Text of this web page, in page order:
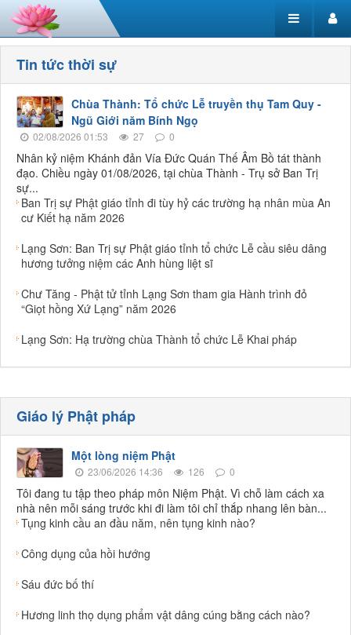
Tin tức thời sự
Chùa Thành: Tổ chức Lễ truyền thụ Tam Quy -
Ngũ Giới năm Bính Ngọ
02/08/2026 01:53 27 0
Nhân kỷ niệm Khánh đản Vía Đức Quán Thế Âm Bồ tát thành
đạo. Chiều ngày 01/08/2026, tại chùa Thành - Trụ sở Ban Trị
sự...
Ban Trị sự Phật giáo tỉnh đi tùy hỷ các trường hạ nhân mùa An
cư Kiết hạ năm 2026
Lạng Sơn: Ban Trị sự Phật giáo tỉnh tổ chức Lễ cầu siêu dâng
hương tưởng niệm các Anh hùng liệt sĩ
Chư Tăng - Phật tử tỉnh Lạng Sơn tham gia Hành trình đỏ
“Giọt hồng Xứ Lạng” năm 2026
Lạng Sơn: Hạ trường chùa Thành tổ chức Lễ Khai pháp
Giáo lý Phật pháp
Một lòng niệm Phật
23/06/2026 14:36 126 0
Tôi đang tu tập theo pháp môn Niệm Phật. Vì chỗ làm cách xa
nhà nên mỗi sáng trước khi đi làm tôi chỉ thắp nhang lên bàn...
Tụng kinh cầu an đầu năm, nên tụng kinh nào?
Công dụng của hồi hướng
Sáu đức bố thí
Hương linh thọ dụng phẩm vật dâng cúng bằng cách nào?